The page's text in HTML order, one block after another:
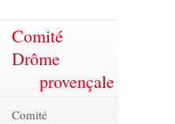
Comité
Drôme
provençale
Comité